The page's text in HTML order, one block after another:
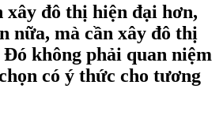
xây đô thị hiện đại hơn,
nữa, mà cần xây đô thị
không phải quan niệm
có ý thức cho tương